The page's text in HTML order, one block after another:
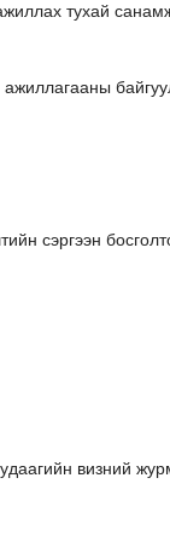
тухай
сэргээн
визний